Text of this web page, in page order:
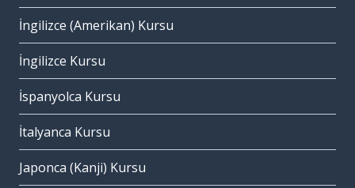
İngilizce (Amerikan) Kursu
İngilizce Kursu
İspanyolca Kursu
İtalyanca Kursu
Japonca (Kanji) Kursu